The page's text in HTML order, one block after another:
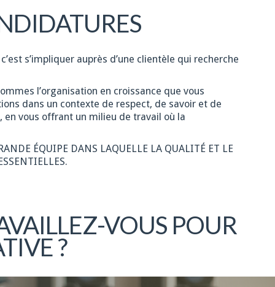
s’impliquer auprès d’une clientèle qui recherche
l’organisation en croissance que vous
dans un contexte de respect, de savoir et de
vous offrant un milieu de travail où la
ÉQUIPE DANS LAQUELLE LA QUALITÉ ET LE
VOUS POUR
?